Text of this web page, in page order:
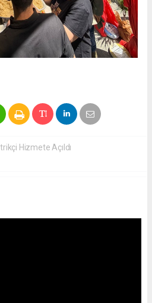
Hizmete Açıldı